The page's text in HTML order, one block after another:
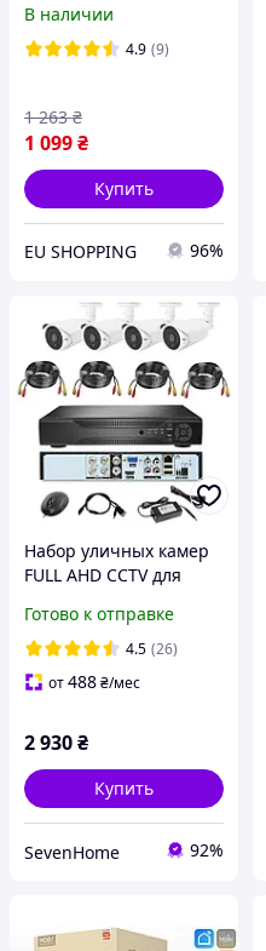
5H1WE) производитель
IMOU
В наличии
4.9 (9)
1 099 ₴
1 263 ₴
Купить
EU SHOPPING 96%
Набор уличных камер
FULL AHD CCTV для
камеры 4 Мп
Готово к отправке
4.5 (26)
от488 ₴/мес
2 930 ₴
Купить
SevenHome 92%